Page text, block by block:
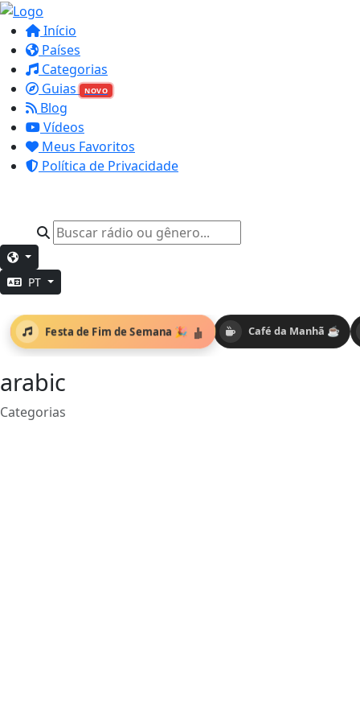
Início
Países
Categorias
Guias
NOVO
Blog
Vídeos
Meus Favoritos
Política de Privacidade
PT
Café da Manhã ☕
Festa de Fim de Semana 🎉
arabic
Categorias